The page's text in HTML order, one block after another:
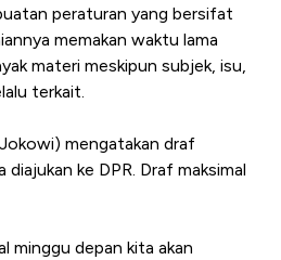
peraturan yang bersifat
memakan waktu lama
materi meskipun subjek, isu,
terkait.
mengatakan draf
ke DPR. Draf maksimal
minggu depan kita akan